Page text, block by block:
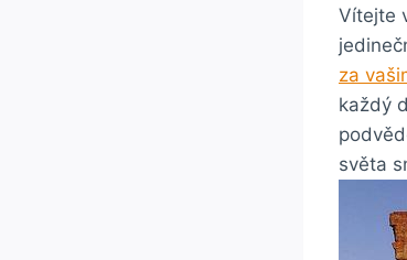
Vítejte
za
každý
světa